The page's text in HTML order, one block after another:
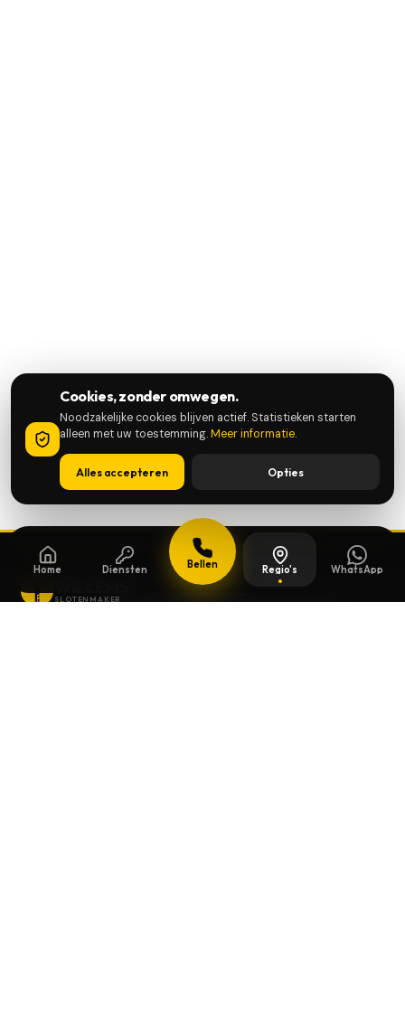
Home Diensten Bellen Regio's WhatsApp
SLOTENMAKER
Cookies, zonder omwegen.
Noodzakelijke cookies blijven actief. Statistieken starten
alleen met uw toestemming.Meer informatie.
Alles accepteren Opties